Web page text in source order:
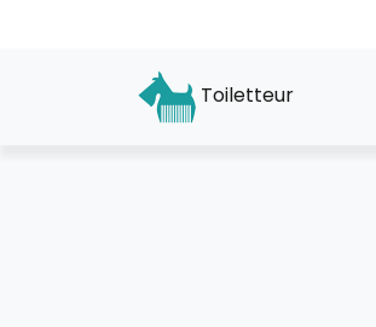
Toiletteur